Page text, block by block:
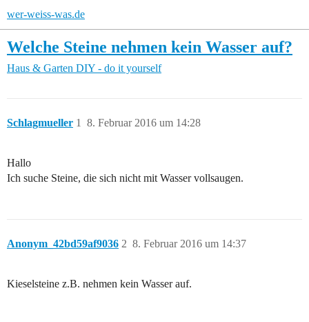
wer-weiss-was.de
Welche Steine nehmen kein Wasser auf?
Haus & Garten DIY - do it yourself
Schlagmueller 8. Februar 2016 um 14:28
1
Hallo
Ich suche Steine, die sich nicht mit Wasser vollsaugen.
Anonym_42bd59af9036 8. Februar 2016 um 14:37
2
Kieselsteine z.B. nehmen kein Wasser auf.